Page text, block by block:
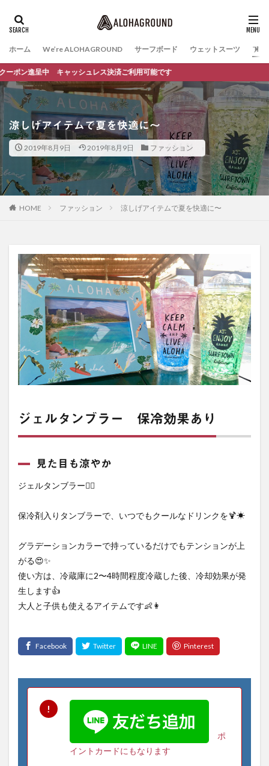
ホーム We’re ALOHAGROUND サーフボード ウェットスーツ ファ
キャッシュレス決済ご利用可能です
涼しげアイテムで夏を快適に〜
2019年8月9日 2019年8月9日 ファッション
HOME ファッション 涼しげアイテムで夏を快適に〜
ジェルタンブラー 保冷効果あり
見た目も涼やか
ジェルタンブラー🏄‍♀️
保冷剤入りタンブラーで、いつでもクールなドリンクを🍹☀
グラデーションカラーで持っているだけでもテンションが上
がる😍✨
使い方は、冷蔵庫に2〜4時間程度冷蔵した後、冷却効果が発
生します👍
大人と子供も使えるアイテムです👶👩
ポ
イントカードにもなります